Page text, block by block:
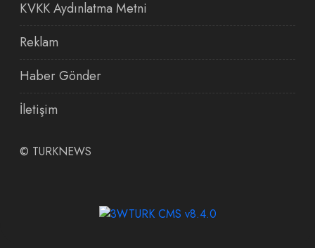
KVKK Aydınlatma Metni
Reklam
Haber Gönder
İletişim
© TURKNEWS